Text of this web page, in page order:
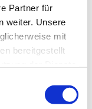
Partner für
weiter. Unsere
mit
bereitgestellt